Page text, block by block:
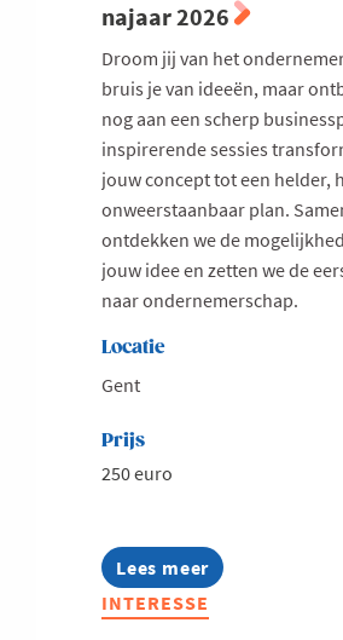
najaar 2026
Droom jij van het
bruis je van ideeën, maar
nog aan een scherp
inspirerende sessies
jouw concept tot een helder,
onweerstaanbaar plan.
ontdekken we de
jouw idee en zetten we de
naar ondernemerschap.
Locatie
Gent
Prijs
250 euro
Lees meer
about
Bryo
StandUp
INTERESSE